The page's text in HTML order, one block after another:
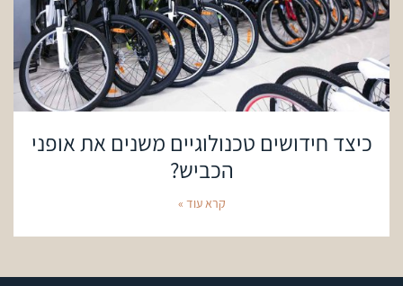
כיצד חידושים טכנולוגיים משנים את אופני
הכביש?
קרא עוד »